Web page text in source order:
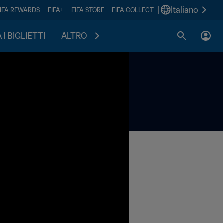
REWARDS FIFA+ FIFA STORE FIFA COLLECT Italiano
I BIGLIETTI ALTRO